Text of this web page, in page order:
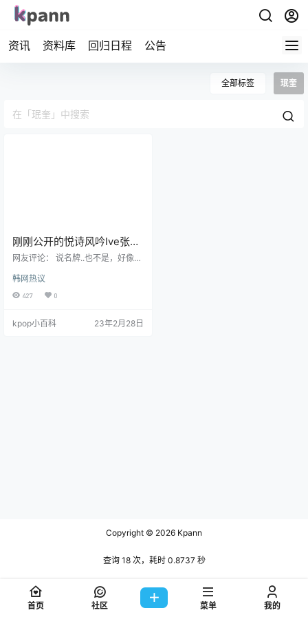
资讯 资料库 回归日程 公告
全部标签 珉奎
刚刚公开的悦诗风吟Ive张元
英&Seventeen珉奎广告
网友评论： 说名牌..也不是，好像是
尴尬，反而适得其反。 视频越到后
面越奇怪...是不是视频剪到后面没力
后，但是... ㅋㅋㅋㅋㅋㅋ 应该说帅
韩网热议
427 0
kpop小百科 23年2月28日
Copyright © 2026 Kpann
查询 18 次，耗时 0.8737 秒
首页 社区 菜单 我的